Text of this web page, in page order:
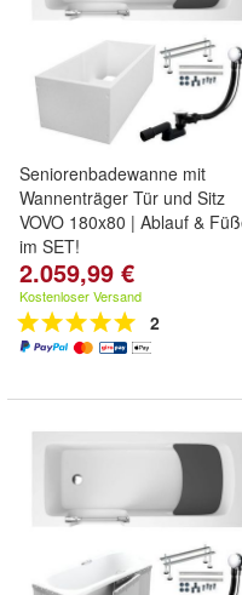
Seniorenbadewanne mit
Wannenträger Tür und Sitz
VOVO 180x80 | Ablauf &
im SET!
2.059,99 €
Kostenloser Versand
2